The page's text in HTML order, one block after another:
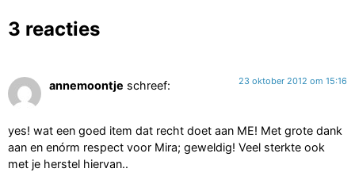
3 reacties
annemoontje schreef: 23 oktober 2012 om 15:16
yes! wat een goed item dat recht doet aan ME! Met grote dank
aan en enórm respect voor Mira; geweldig! Veel sterkte ook
met je herstel hiervan..